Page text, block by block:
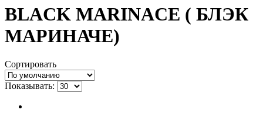
BLACK MARINACE ( БЛЭК
МАРИНАЧЕ)
Сортировать
Показывать: